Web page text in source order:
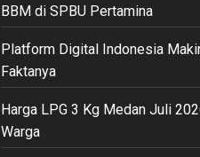
BBM di SPBU Pertamina
Platform Digital Indonesia
Faktanya
Harga LPG 3 Kg Medan Juli
Warga